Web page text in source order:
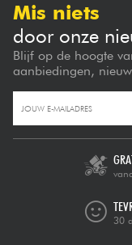
Mis niets
door onze
Blijf op de hoogte
aanbiedingen,
30